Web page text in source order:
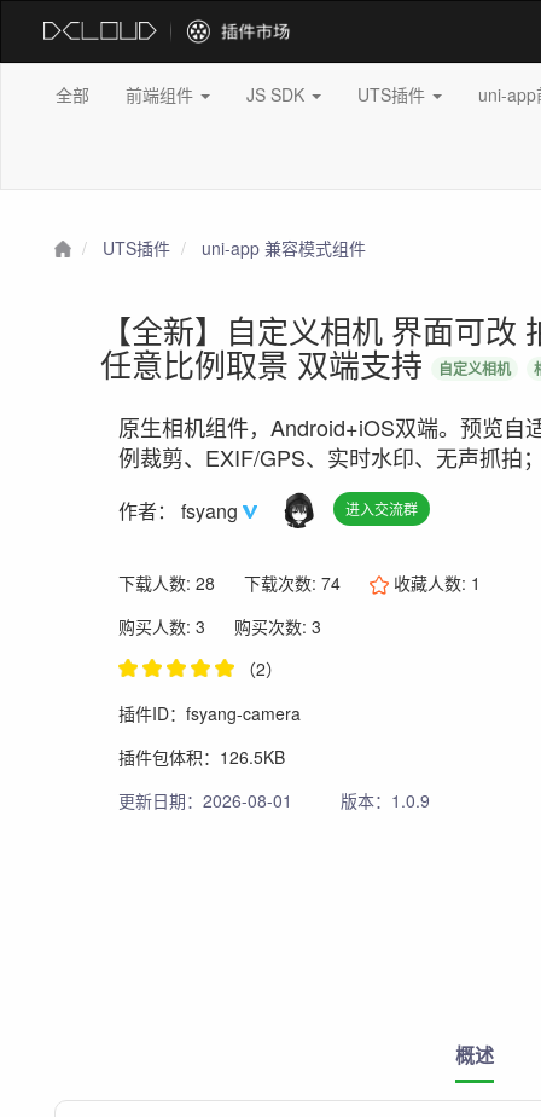
全部 前端组件 JS SDK UTS插件 uni-
UTS插件 uni-app 兼容模式组件
【全新】自定义相机 界面可
任意比例取景 双端支持 自定义相机
原生相机组件，Android+iOS双端。预览
例裁剪、EXIF/GPS、实时水印、无声抓拍
作者：fsyang 进入交流群
下载人数: 28 下载次数: 74 收藏人数: 1
购买人数: 3
购买次数: 3
（2）
插件ID：fsyang-camera
插件包体积：126.5KB
更新日期：2026-08-01
版本：1.0.9
概述